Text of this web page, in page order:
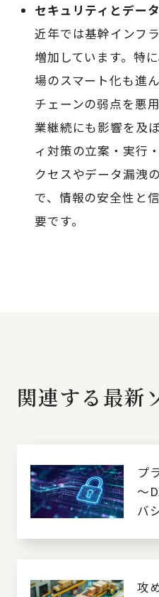
セキュリティとデー
近年では基幹インフ
増加しています。特
場のスマート化も進
チェーンの弱点を悪
業継続にも影響を及
ィ対策の立案・実行
クセスやデータ漏洩
で、情報の安全性と
要です。
関連する最新
プ
～
バ
攻